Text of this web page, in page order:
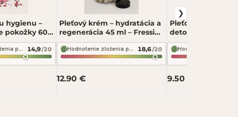
hygienu –
pokožky 60
Hodnotenie zloženia podľa INCI Beauty 14,9/20
Pleťový krém – hydratácia a
regenerácia 45 ml – Fressia
Elixír krásy
Hodnotenie zloženia podľa INCI Beauty 18,6/20
12.90 €
Pleťová maska –
detox pleti 45 ml
Zázračný nektár
9.50 €